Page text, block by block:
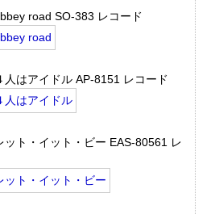
road SO-383 レコード
人はアイドル AP-8151 レコード
ット・イット・ビー EAS-80561 レ